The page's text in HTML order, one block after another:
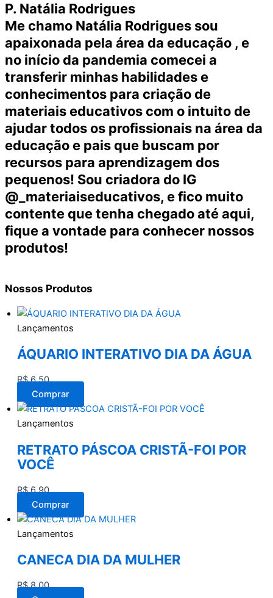
P. Natália Rodrigues
Me chamo Natália Rodrigues sou
apaixonada pela área da educação , e
no início da pandemia comecei a
transferir minhas habilidades e
conhecimentos para criação de
materiais educativos com o intuito de
ajudar todos os profissionais na área da
educação e pais que buscam por
recursos para aprendizagem dos
pequenos! Sou criadora do IG
@_materiaiseducativos, e fico muito
contente que tenha chegado até aqui,
fique a vontade para conhecer nossos
produtos!
Nossos Produtos
Lançamentos
ÁQUARIO INTERATIVO DIA DA ÁGUA
R$6,50
Comprar
Lançamentos
RETRATO PÁSCOA CRISTÃ-FOI POR
VOCÊ
R$6,90
Comprar
Lançamentos
CANECA DIA DA MULHER
R$8,00